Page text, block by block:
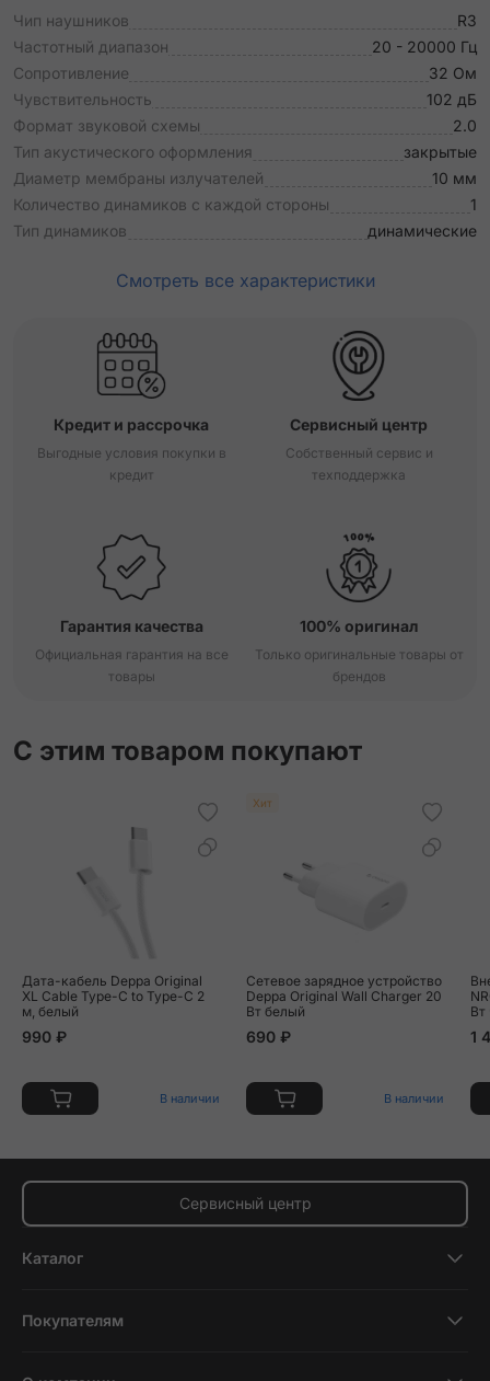
Чип наушников
R3
Частотный диапазон
20 - 20000 Гц
Сопротивление
32 Ом
Чувствительность
102 дБ
Формат звуковой схемы
2.0
Тип акустического оформления
закрытые
Диаметр мембраны излучателей
10 мм
Количество динамиков с каждой стороны
1
Тип динамиков
динамические
Смотреть все характеристики
Кредит и рассрочка
Выгодные условия покупки в
кредит
Сервисный центр
Собственный сервис и
техподдержка
Гарантия качества
Официальная гарантия на все
товары
100% оригинал
Только оригинальные товары от
брендов
С этим товаром покупают
Дата-кабель Deppa Original
XL Cable Type-C to Type-C 2
м, белый
990 ₽
В наличии
Хит
Сетевое зарядное устройство
Deppa Original Wall Charger 20
Вт белый
690 ₽
В наличии
Вт
1
Сервисный центр
Каталог
Планшеты
Покупателям